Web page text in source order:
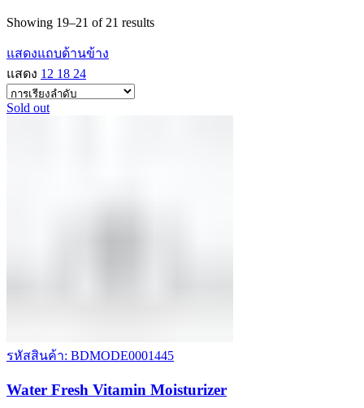
Showing 19–21 of 21 results
แสดงแถบด้านข้าง
แสดง 12 18 24
Sold out
รหัสสินค้า: BDMODE0001445
Water Fresh Vitamin Moisturizer